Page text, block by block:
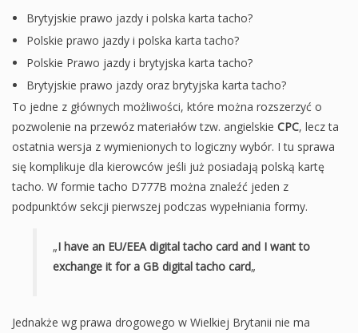
Brytyjskie prawo jazdy i polska karta tacho?
Polskie prawo jazdy i polska karta tacho?
Polskie Prawo jazdy i brytyjska karta tacho?
Brytyjskie prawo jazdy oraz brytyjska karta tacho?
To jedne z głównych możliwości, które można rozszerzyć o
pozwolenie na przewóz materiałów tzw. angielskie CPC, lecz ta
ostatnia wersja z wymienionych to logiczny wybór. I tu sprawa
się komplikuje dla kierowców jeśli już posiadają polską kartę
tacho. W formie tacho D777B można znaleźć jeden z
podpunktów sekcji pierwszej podczas wypełniania formy.
„I have an EU/EEA digital tacho card and I want to
exchange it for a GB digital tacho card„
Jednakże wg prawa drogowego w Wielkiej Brytanii nie ma